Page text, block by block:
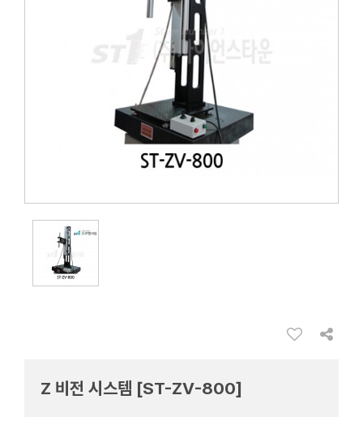
Z 비전 시스템 [ST-ZV-800]